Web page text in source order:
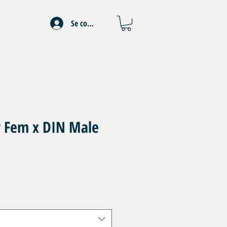
Se connecter
Fem x DIN Male